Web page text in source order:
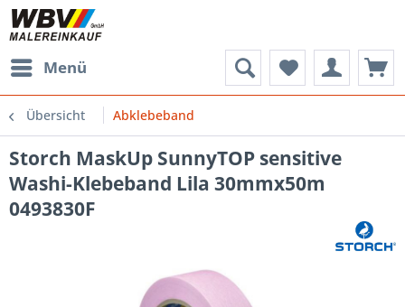
Menü
Übersicht Abklebeband
Storch MaskUp SunnyTOP sensitive
Washi-Klebeband Lila 30mmx50m
0493830F